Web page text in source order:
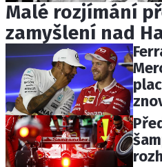
Malé rozjímání
zamyšlení nad